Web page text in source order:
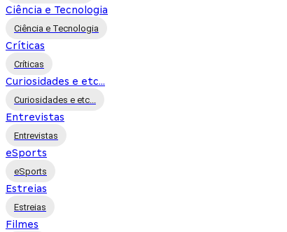
Ciência e Tecnologia
Ciência e Tecnologia
Críticas
Críticas
Curiosidades e etc...
Curiosidades e etc...
Entrevistas
Entrevistas
eSports
eSports
Estreias
Estreias
Filmes